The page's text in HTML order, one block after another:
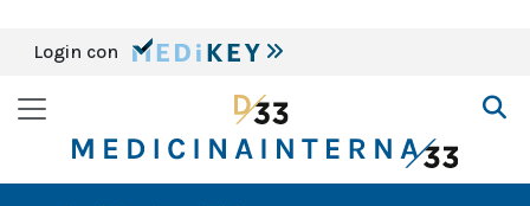
Login con